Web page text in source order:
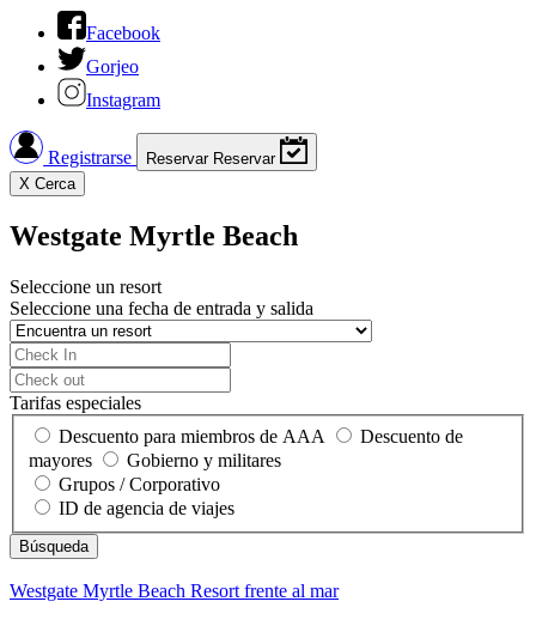
Facebook
Gorjeo
Instagram
Registrarse Reservar Reservar
X Cerca
Westgate Myrtle Beach
Seleccione un resort
Seleccione una fecha de entrada y salida
Tarifas especiales
Descuento para miembros de AAA
Descuento de
mayores
Gobierno y militares
Grupos / Corporativo
ID de agencia de viajes
Westgate Myrtle Beach Resort frente al mar